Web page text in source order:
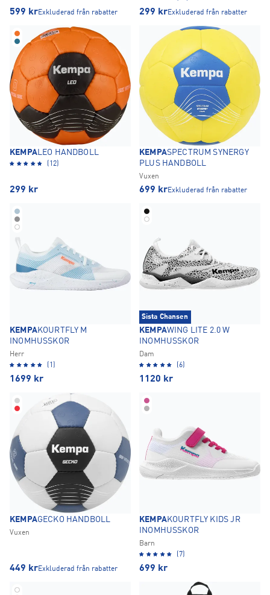
599 krExkluderad från rabatter 299 krExkluderad från rabatter
KEMPALEO HANDBOLL
(12)
299 kr
KEMPASPECTRUM SYNERGY
PLUS HANDBOLL
Vuxen
699 krExkluderad från rabatter
KEMPAKOURTFLY M
INOMHUSSKOR
Herr
(1)
1699 kr
Sista Chansen
KEMPAWING LITE 2.0 W
INOMHUSSKOR
Dam
(6)
1120 kr
KEMPAGECKO HANDBOLL
Vuxen
449 krExkluderad från rabatter
KEMPAKOURTFLY KIDS JR
INOMHUSSKOR
Barn
(7)
699 kr